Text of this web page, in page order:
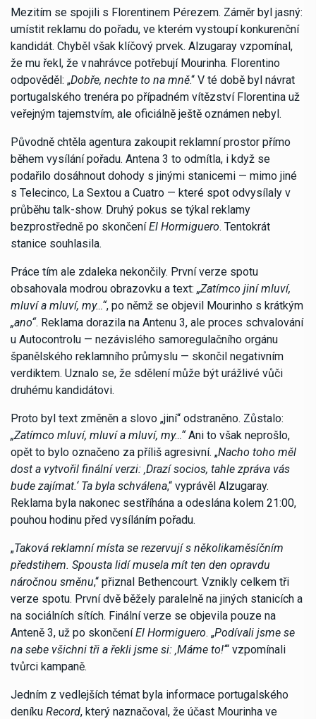
Mezitím se spojili s Florentinem Pérezem. Záměr byl jasný:
umístit reklamu do pořadu, ve kterém vystoupí konkurenční
kandidát. Chyběl však klíčový prvek. Alzugaray vzpomínal,
že mu řekl, že vnahrávce potřebují Mourinha. Florentino
odpověděl: „Dobře, nechte to na mně.“ V té době byl návrat
portugalského trenéra po případném vítězství Florentina už
veřejným tajemstvím, ale oficiálně ještě oznámen nebyl.
Původně chtěla agentura zakoupit reklamní prostor přímo
během vysílání pořadu. Antena 3 to odmítla, i když se
podařilo dosáhnout dohody s jinými stanicemi — mimo jiné
s Telecinco, La Sextou a Cuatro — které spot odvysílaly v
průběhu talk-show. Druhý pokus se týkal reklamy
bezprostředně po skončeníEl Hormiguero. Tentokrát
stanice souhlasila.
Práce tím ale zdaleka nekončily. První verze spotu
obsahovala modrou obrazovku a text: „Zatímco jiní mluví,
mluví a mluví, my…“, po němž se objevil Mourinho s krátkým
„ano“. Reklama dorazila na Antenu 3, ale proces schvalování
u Autocontrolu — nezávislého samoregulačního orgánu
španělského reklamního průmyslu — skončil negativním
verdiktem. Uznalo se, že sdělení může být urážlivé vůči
druhému kandidátovi.
Proto byl text změněn a slovo „jiní“ odstraněno. Zůstalo:
„Zatímco mluví, mluví a mluví, my…“Ani to však neprošlo,
opět to bylo označeno za příliš agresivní. „Nacho toho měl
dost a vytvořil finální verzi: ‚Drazí socios, tahle zpráva vás
bude zajímat.‘ Ta byla schválena,“ vyprávěl Alzugaray.
Reklama byla nakonec sestříhána a odeslána kolem 21:00,
pouhou hodinu před vysíláním pořadu.
„Taková reklamní místa se rezervují s několikaměsíčním
předstihem. Spousta lidí musela mít ten den opravdu
náročnou směnu,“ přiznal Bethencourt. Vznikly celkem tři
verze spotu. První dvě běžely paralelně na jiných stanicích a
na sociálních sítích. Finální verze se objevila pouze na
Anteně 3, už po skončeníEl Hormiguero. „Podívali jsme se
na sebe všichni tři a řekli jsme si: ‚Máme to!‘“ vzpomínali
tvůrci kampaně.
Jedním z vedlejších témat byla informace portugalského
deníku Record, který naznačoval, že účast Mourinha ve